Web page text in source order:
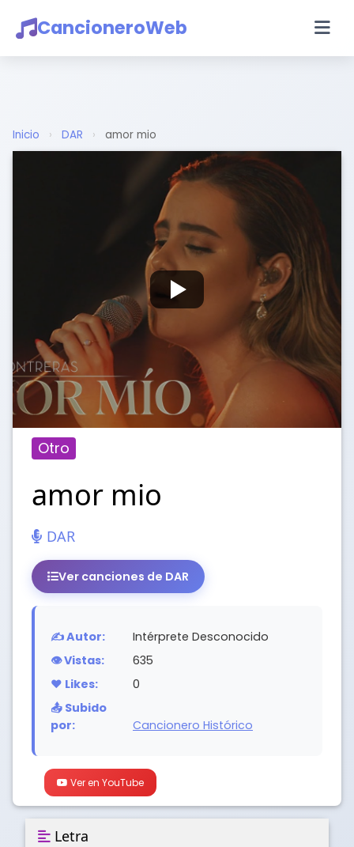
CancioneroWeb
Inicio › DAR › amor mio
Otro
amor mio
DAR
Ver canciones de DAR
✍️ Autor:
Intérprete Desconocido
👁️ Vistas:
635
❤️ Likes:
0
📤 Subido
por:
Cancionero Histórico
Ver en YouTube
Letra